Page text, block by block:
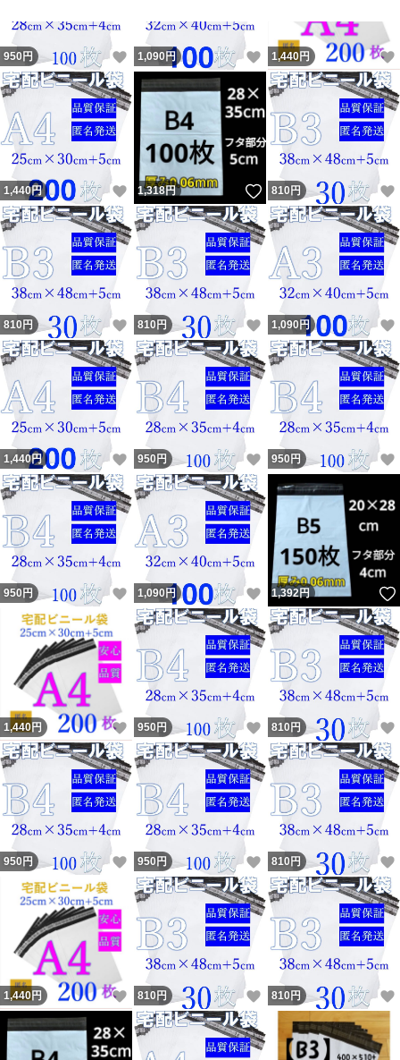
＊手作業で1枚ずつ数えて出荷しております。
万が一、何枚か足りなかった場合商品不具合がある場合
は、方法が２つがあります。1足りない分を送りますか？
2次回、ご購入の時、多めに補充しますか？どちらかを選
べるのでご安心ください。（1を選ぶ場合はお客様の住所
が必要）
＊検品して悪いものを取り出し、発送致しますが、品質高
い商品と比べたら不満なところがあると思います。
安くご提供するため、ご理解いただきますようお願い致し
ます。
＊簡易梱包となります事を予めご了承ください。
＊モニター環境や製造時期により、多少色味が異なる場合
がございます。
＊サイズには若干の誤差がある場合がございます。
＊破れにくく丈夫ですが、ビニール素材のため尖った物や
ひっかきには強くありません。
＊商品改良により予告なく一部仕様が変更となる場合がご
ざいます。
予めご了承ください
950円 いいね！
1,090円 いいね！
1,440円
1,440円 いいね！
1,318円 いいね！
810円
810円 いいね！
810円 いいね！
1,090円
1,440円 いいね！
950円 いいね！
950円
950円 いいね！
1,090円 いいね！
1,392円
1,440円 いいね！
950円 いいね！
810円
950円 いいね！
950円 いいね！
810円
1,440円 いいね！
810円 いいね！
810円